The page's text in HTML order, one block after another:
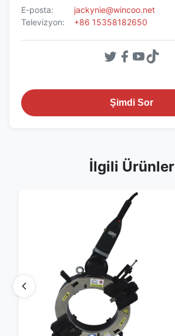
E-posta:
jackynie@wincoo.net
Televizyon:
+86 15358182650
Şimdi Sor
İlgili Ürünler